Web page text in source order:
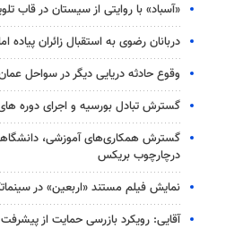
«آسباد» با روایتی از سیستان در قاب
دربانان رضوی به استقبال زائران
وقوع حادثه دریایی دیگر در سواحل
گسترش تبادل بورسیه و اجرای دوره
گسترش همکاری‌های آموزشی،
درچارچوب بریکس
نمایش فیلم مستند «اربعین» در
آقایی: رویکرد بازرسی حمایت از